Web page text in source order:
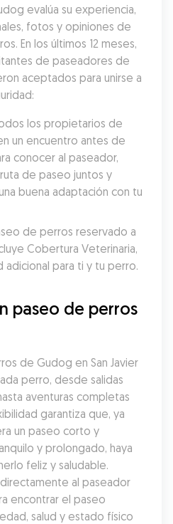
evalúa su experiencia,
fotos y opiniones de
En los últimos 12 meses,
de paseadores de
aceptados para unirse a
los propietarios de
un encuentro antes de
conocer al paseador,
de paseo juntos y
buena adaptación con tu
de perros reservado a
Cobertura Veterinaria,
adicional para ti y tu perro.
paseo de perros
de Gudog en San Javier
perro, desde salidas
aventuras completas
garantiza que, ya
un paseo corto y
y prolongado, haya
feliz y saludable.
al paseador
encontrar el paseo
salud y estado físico